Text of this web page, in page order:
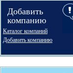
Добавить
компанию
Каталог компаний
Добавить компанию